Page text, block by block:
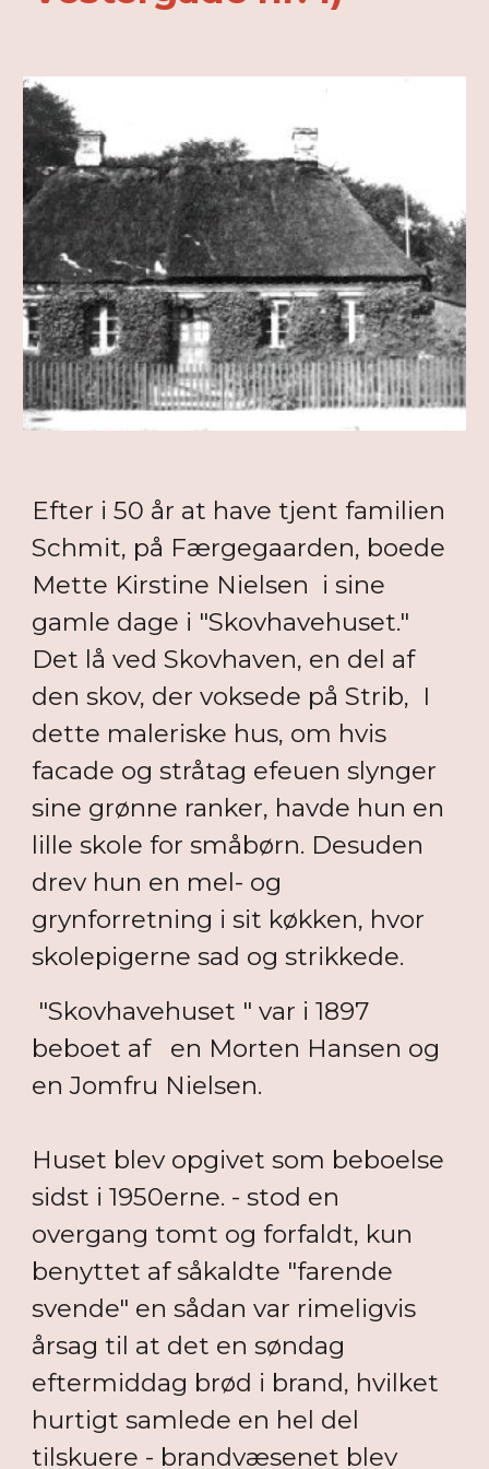
Efter i 50 år at have tjent familien
Schmit, på Færgegaarden, boede
Mette Kirstine Nielsen i sine
gamle dage i "Skovhavehuset."
Det lå ved Skovhaven, en del af
den skov, der voksede på Strib, I
dette maleriske hus, om hvis
facade og stråtag efeuen slynger
sine grønne ranker, havde hun en
lille skole for småbørn. Desuden
drev hun en mel- og
grynforretning i sit køkken, hvor
skolepigerne sad og strikkede.
"Skovhavehuset " var i 1897
beboet af en Morten Hansen og
en Jomfru Nielsen.
Huset blev opgivet som beboelse
sidst i 1950erne. - stod en
overgang tomt og forfaldt, kun
benyttet af såkaldte "farende
svende" en sådan var rimeligvis
årsag til at det en søndag
eftermiddag brød i brand, hvilket
hurtigt samlede en hel del
tilskuere - brandvæsenet blev